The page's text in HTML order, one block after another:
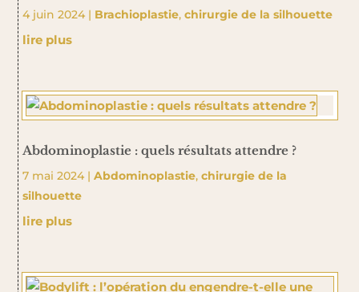
4 juin 2024| Brachioplastie, chirurgie de la silhouette
lire plus
Abdominoplastie : quels résultats attendre ?
7 mai 2024| Abdominoplastie, chirurgie de la
silhouette
lire plus